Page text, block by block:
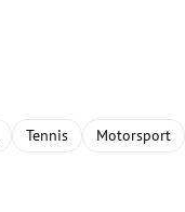
Tennis Motorsport